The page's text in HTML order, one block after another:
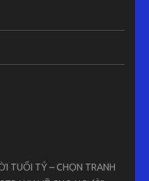
TUỔI TÝ – CHỌN TRANH